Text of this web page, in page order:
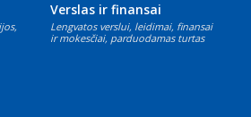
Verslas ir finansai
Lengvatos verslui, leidimai, finansai
ir mokesčiai, parduodamas turtas